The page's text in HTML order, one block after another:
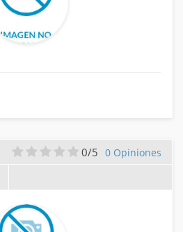
0/5 0 Opiniones